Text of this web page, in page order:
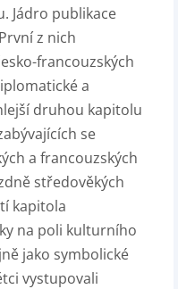
Jádro publikace
z nich
francouzských
a
druhou kapitolu
se
a francouzských
středověkých
kapitola
na poli kulturního
jako symbolické
vystupovali